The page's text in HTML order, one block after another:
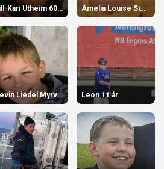
Lill-Kari Utheim 60 år Amelia Louise Simonsen. 5 år
Kevin Liedel Myrvang 10 år Leon 11 år